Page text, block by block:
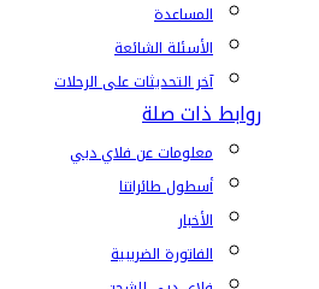
المساعدة
الأسئلة الشائعة
آخر التحديثات على الرحلات
روابط ذات صلة
معلومات عن فلاي دبي
أسطول طائراتنا
الأخبار
الفاتورة الضريبية